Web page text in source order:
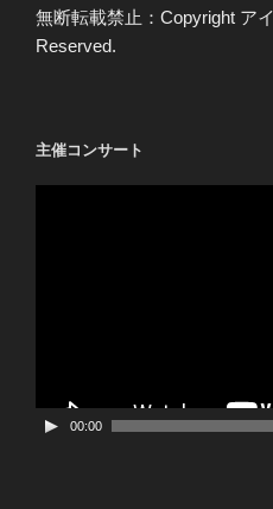
無断転載禁止：Copyright ア
Reserved.
主催コンサート
00:00